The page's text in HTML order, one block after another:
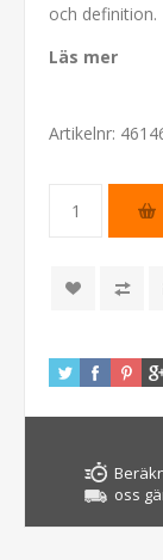
och definition.
Läs mer
Artikelnr:
oss